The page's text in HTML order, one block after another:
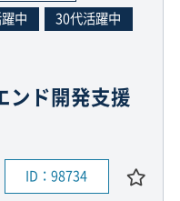
中
30代活躍中
ンド開発支援
ID：98734